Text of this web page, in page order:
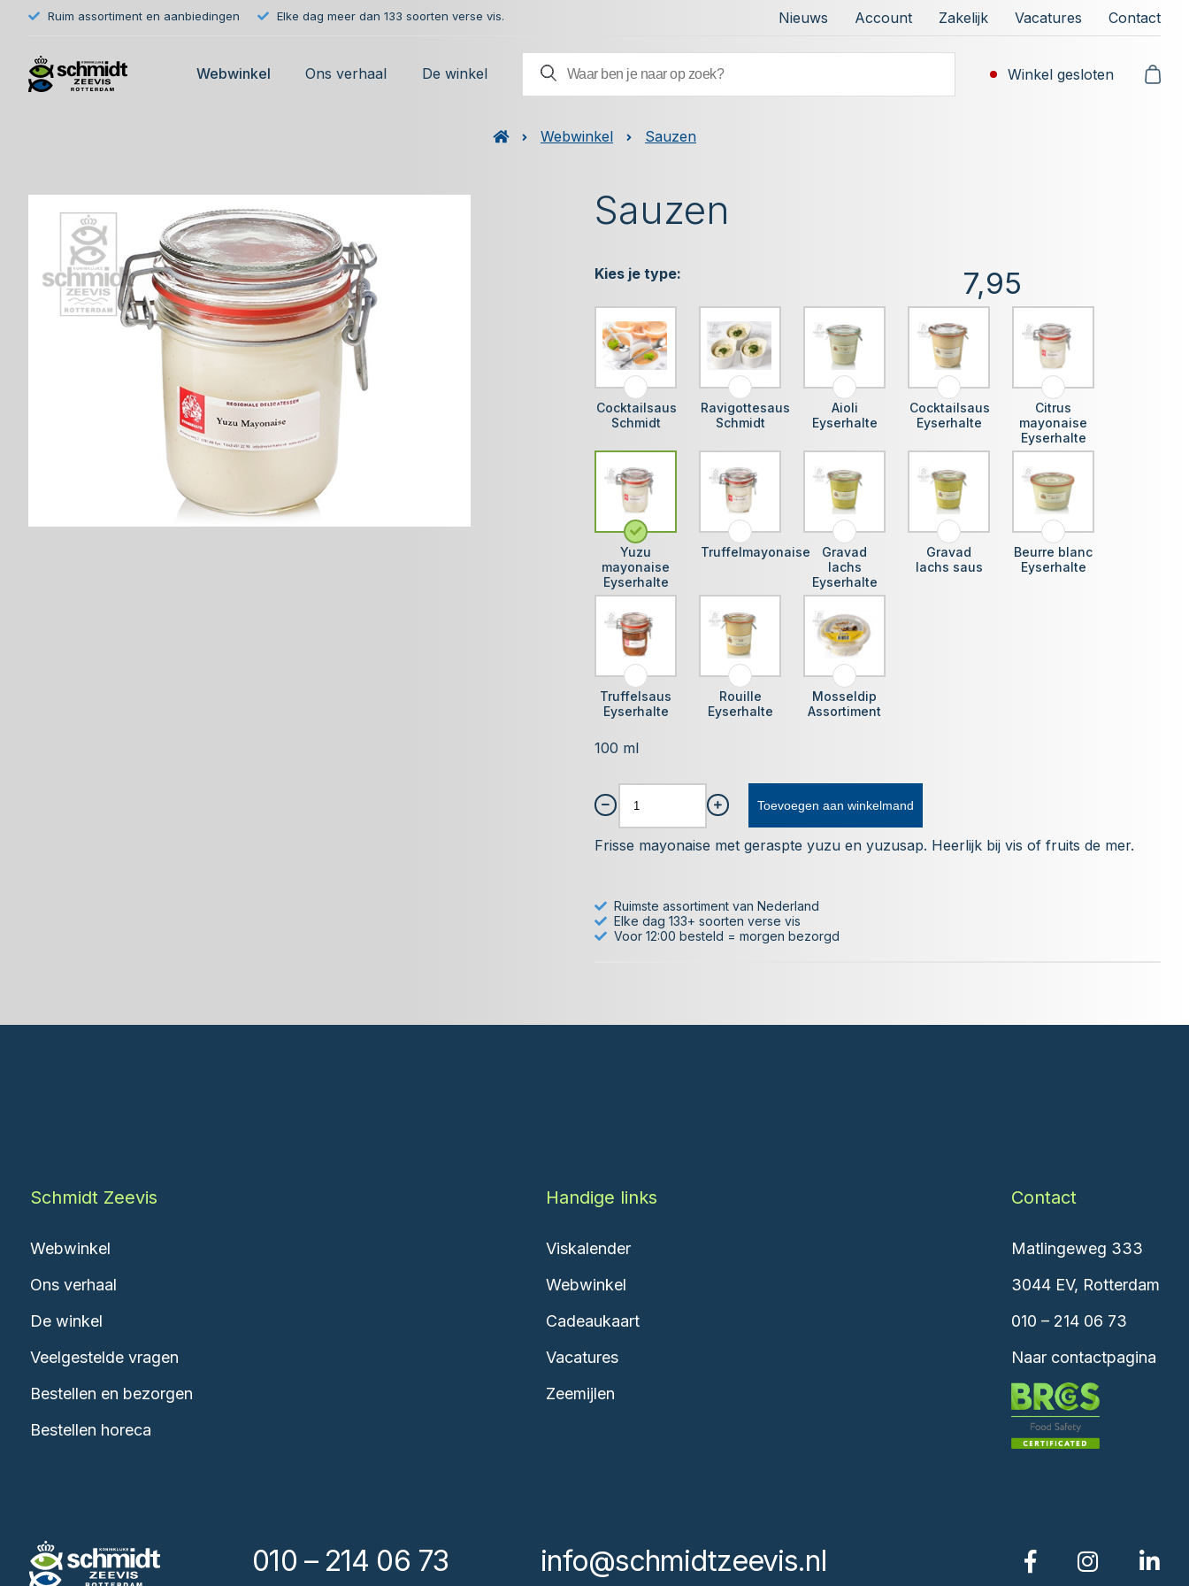
Ruim assortiment en aanbiedingen Elke dag meer dan 133 soorten verse vis. Nieuws Account Zakelijk Vacatures Contact
Webwinkel Ons verhaal De winkel Winkel gesloten
Webwinkel Sauzen
Sauzen
7,95
Kies je type:
Cocktailsaus
Schmidt
Ravigottesaus
Schmidt
Aioli
Eyserhalte
Cocktailsaus
Eyserhalte
Citrus
mayonaise
Eyserhalte
Yuzu
mayonaise
Eyserhalte
Truffelmayonaise
Gravad
lachs
Eyserhalte
Gravad
lachs saus
Beurre blanc
Eyserhalte
Truffelsaus
Eyserhalte
Rouille
Eyserhalte
Mosseldip
Assortiment
100 ml
Toevoegen aan winkelmand
Frisse mayonaise met geraspte yuzu en yuzusap. Heerlijk bij vis of fruits de mer.
Ruimste assortiment van Nederland
Elke dag 133+ soorten verse vis
Voor 12:00 besteld = morgen bezorgd
Schmidt Zeevis
Webwinkel
Ons verhaal
De winkel
Veelgestelde vragen
Bestellen en bezorgen
Bestellen horeca
Handige links
Viskalender
Webwinkel
Cadeaukaart
Vacatures
Zeemijlen
Contact
Matlingeweg 333
3044 EV, Rotterdam
010 – 214 06 73
Naar contactpagina
010 – 214 06 73 info@schmidtzeevis.nl